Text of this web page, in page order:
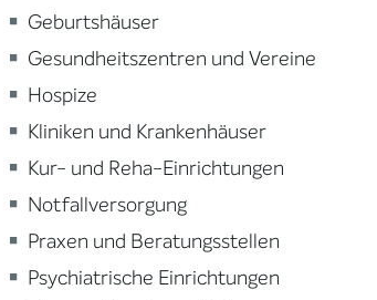
Geburtshäuser
Gesundheitszentren und Vereine
Hospize
Kliniken und Krankenhäuser
Kur- und Reha-Einrichtungen
Notfallversorgung
Praxen und Beratungsstellen
Psychiatrische Einrichtungen